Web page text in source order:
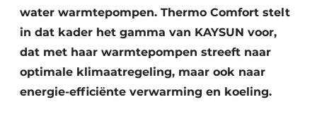
Warmtepompen
water warmtepompen. Thermo Comfort stelt
in dat kader het gamma van KAYSUN voor,
dat met haar warmtepompen streeft naar
optimale klimaatregeling, maar ook naar
energie-efficiënte verwarming en koeling.